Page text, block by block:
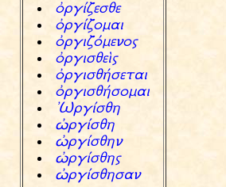
фrgЫzesye
фrgЫzomai
фrgizсmenow
фrgisyeЬw
фrgisy®setai
фrgisy®somai
ѓVrgЫsyh
ИrgЫsyh
ИrgЫsyhn
ИrgЫsyhw
ИrgЫsyhsan